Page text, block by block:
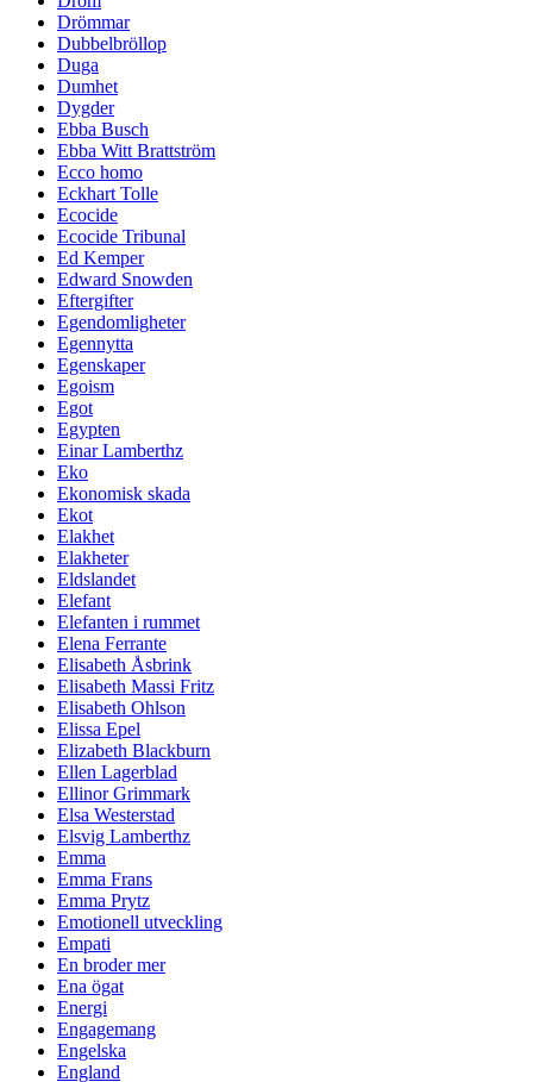
Drömmar
Dubbelbröllop
Duga
Dumhet
Dygder
Ebba Busch
Ebba Witt Brattström
Ecco homo
Eckhart Tolle
Ecocide
Ecocide Tribunal
Ed Kemper
Edward Snowden
Eftergifter
Egendomligheter
Egennytta
Egenskaper
Egoism
Egot
Egypten
Einar Lamberthz
Eko
Ekonomisk skada
Ekot
Elakhet
Elakheter
Eldslandet
Elefant
Elefanten i rummet
Elena Ferrante
Elisabeth Åsbrink
Elisabeth Massi Fritz
Elisabeth Ohlson
Elissa Epel
Elizabeth Blackburn
Ellen Lagerblad
Ellinor Grimmark
Elsa Westerstad
Elsvig Lamberthz
Emma
Emma Frans
Emma Prytz
Emotionell utveckling
Empati
En broder mer
Ena ögat
Energi
Engagemang
Engelska
England